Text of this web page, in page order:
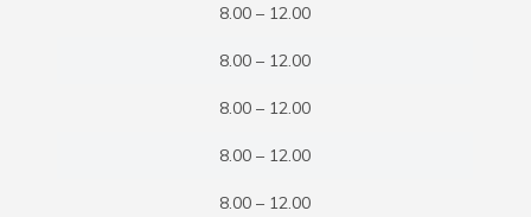
8.00 – 12.00
8.00 – 12.00
8.00 – 12.00
8.00 – 12.00
8.00 – 12.00